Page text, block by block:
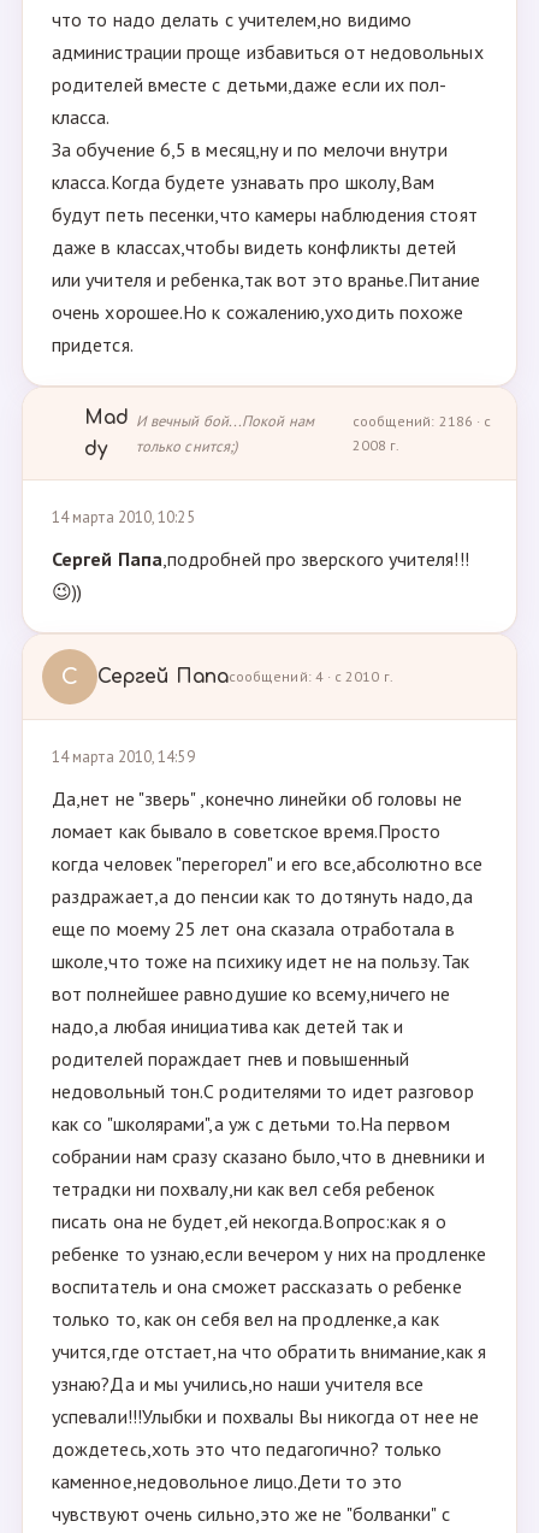
что то надо делать с учителем,но видимо
администрации проще избавиться от недовольных
родителей вместе с детьми,даже если их пол-
класса.
За обучение 6,5 в месяц,ну и по мелочи внутри
класса.Когда будете узнавать про школу,Вам
будут петь песенки,что камеры наблюдения стоят
даже в классах,чтобы видеть конфликты детей
или учителя и ребенка,так вот это вранье.Питание
очень хорошее.Но к сожалению,уходить похоже
придется.
Mad
dy
И вечный бой...Покой нам
только снится;)
сообщений: 2186 · с
2008 г.
14 марта 2010, 10:25
Сергей Папа,подробней про зверского учителя!!!
😉))
С Сергей Папасообщений: 4 · с 2010 г.
14 марта 2010, 14:59
Да,нет не "зверь" ,конечно линейки об головы не
ломает как бывало в советское время.Просто
когда человек "перегорел" и его все,абсолютно все
раздражает,а до пенсии как то дотянуть надо,да
еще по моему 25 лет она сказала отработала в
школе,что тоже на психику идет не на пользу.Так
вот полнейшее равнодушие ко всему,ничего не
надо,а любая инициатива как детей так и
родителей пораждает гнев и повышенный
недовольный тон.С родителями то идет разговор
как со "школярами",а уж с детьми то.На первом
собрании нам сразу сказано было,что в дневники и
тетрадки ни похвалу,ни как вел себя ребенок
писать она не будет,ей некогда.Вопрос:как я о
ребенке то узнаю,если вечером у них на продленке
воспитатель и она сможет рассказать о ребенке
только то, как он себя вел на продленке,а как
учится,где отстает,на что обратить внимание,как я
узнаю?Да и мы учились,но наши учителя все
успевали!!!Улыбки и похвалы Вы никогда от нее не
дождетесь,хоть это что педагогично? только
каменное,недовольное лицо.Дети то это
чувствуют очень сильно,это же не "болванки" с